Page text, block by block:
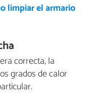
limpiar el armario
correcta, la
grados de calor